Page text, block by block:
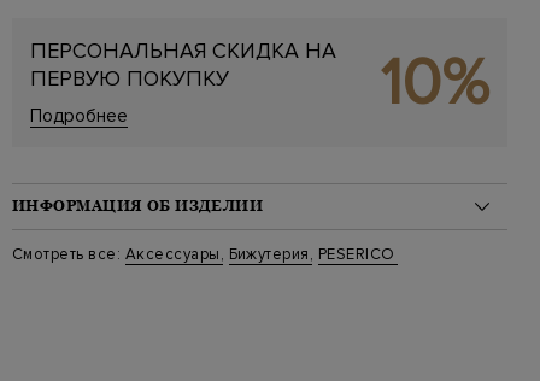
ПЕРСОНАЛЬНАЯ СКИДКА НА
ПЕРВУЮ ПОКУПКУ
Подробнее 10%
ИНФОРМАЦИЯ ОБ ИЗДЕЛИИ
Материал: латунь 100%
Смотреть все: Аксессуары, Бижутерия, PESERICO